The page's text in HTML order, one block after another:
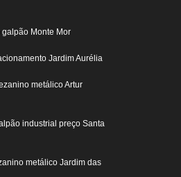
de Cobertura Metálica
Galpão Metálico Pequeno
de Aço Galvanizado
Monte Mor
Jardim Aurélia
metálico Artur
industrial preço Santa
metálico Jardim das